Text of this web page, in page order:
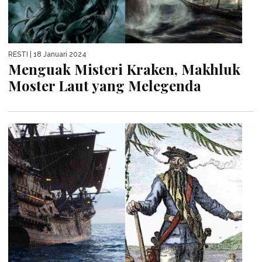
RESTI | 18 Januari 2024
Menguak Misteri Kraken, Makhluk
Moster Laut yang Melegenda